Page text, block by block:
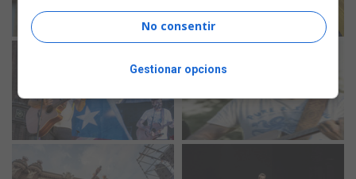
No consentir
Gestionar opcions